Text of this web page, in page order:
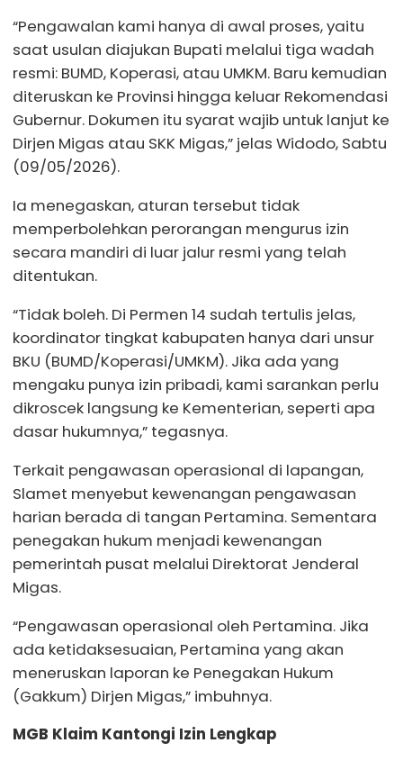
“Pengawalan kami hanya di awal proses, yaitu
saat usulan diajukan Bupati melalui tiga wadah
resmi: BUMD, Koperasi, atau UMKM. Baru kemudian
diteruskan ke Provinsi hingga keluar Rekomendasi
Gubernur. Dokumen itu syarat wajib untuk lanjut ke
Dirjen Migas atau SKK Migas,” jelas Widodo, Sabtu
(09/05/2026).
Ia menegaskan, aturan tersebut tidak
memperbolehkan perorangan mengurus izin
secara mandiri di luar jalur resmi yang telah
ditentukan.
“Tidak boleh. Di Permen 14 sudah tertulis jelas,
koordinator tingkat kabupaten hanya dari unsur
BKU (BUMD/Koperasi/UMKM). Jika ada yang
mengaku punya izin pribadi, kami sarankan perlu
dikroscek langsung ke Kementerian, seperti apa
dasar hukumnya,” tegasnya.
Terkait pengawasan operasional di lapangan,
Slamet menyebut kewenangan pengawasan
harian berada di tangan Pertamina. Sementara
penegakan hukum menjadi kewenangan
pemerintah pusat melalui Direktorat Jenderal
Migas.
“Pengawasan operasional oleh Pertamina. Jika
ada ketidaksesuaian, Pertamina yang akan
meneruskan laporan ke Penegakan Hukum
(Gakkum) Dirjen Migas,” imbuhnya.
MGB Klaim Kantongi Izin Lengkap